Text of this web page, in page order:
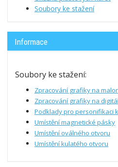
Soubory ke stažení
Informace
Soubory ke stažení:
Zpracování grafiky na
Zpracování grafiky na
Podklady pro personifikaci
Umístění magnetické pásky
Umístění oválného otvoru
Umístění kulatého otvoru